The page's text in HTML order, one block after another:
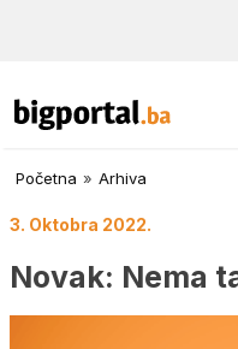
Početna » Arhiva
3. Oktobra 2022.
Novak: Nema